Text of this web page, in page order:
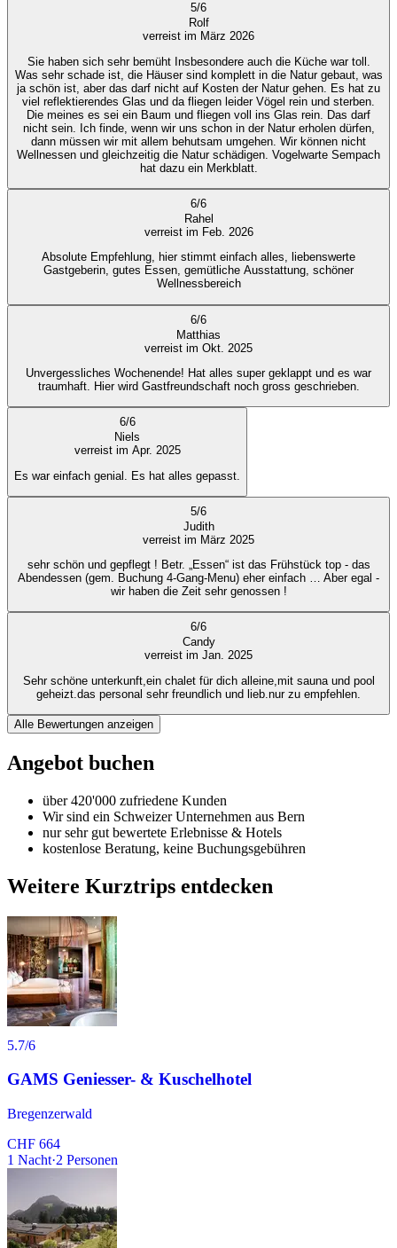
5/6
Rolf
verreist im März 2026
Sie haben sich sehr bemüht Insbesondere auch die Küche war toll.
Was sehr schade ist, die Häuser sind komplett in die Natur gebaut, was
ja schön ist, aber das darf nicht auf Kosten der Natur gehen. Es hat zu
viel reflektierendes Glas und da fliegen leider Vögel rein und sterben.
Die meines es sei ein Baum und fliegen voll ins Glas rein. Das darf
nicht sein. Ich finde, wenn wir uns schon in der Natur erholen dürfen,
dann müssen wir mit allem behutsam umgehen. Wir können nicht
Wellnessen und gleichzeitig die Natur schädigen. Vogelwarte Sempach
hat dazu ein Merkblatt.
6/6
Rahel
verreist im Feb. 2026
Absolute Empfehlung, hier stimmt einfach alles, liebenswerte
Gastgeberin, gutes Essen, gemütliche Ausstattung, schöner
Wellnessbereich
6/6
Matthias
verreist im Okt. 2025
Unvergessliches Wochenende! Hat alles super geklappt und es war
traumhaft. Hier wird Gastfreundschaft noch gross geschrieben.
6/6
Niels
verreist im Apr. 2025
Es war einfach genial. Es hat alles gepasst.
5/6
Judith
verreist im März 2025
sehr schön und gepflegt ! Betr. „Essen“ ist das Frühstück top - das
Abendessen (gem. Buchung 4-Gang-Menu) eher einfach … Aber egal -
wir haben die Zeit sehr genossen !
6/6
Candy
verreist im Jan. 2025
Sehr schöne unterkunft,ein chalet für dich alleine,mit sauna und pool
geheizt.das personal sehr freundlich und lieb.nur zu empfehlen.
Alle Bewertungen anzeigen
Angebot buchen
über 420'000 zufriedene Kunden
Wir sind ein Schweizer Unternehmen aus Bern
nur sehr gut bewertete Erlebnisse & Hotels
kostenlose Beratung, keine Buchungsgebühren
Weitere Kurztrips entdecken
5.7/6
GAMS Geniesser- & Kuschelhotel
Bregenzerwald
CHF 664
1 Nacht·2 Personen